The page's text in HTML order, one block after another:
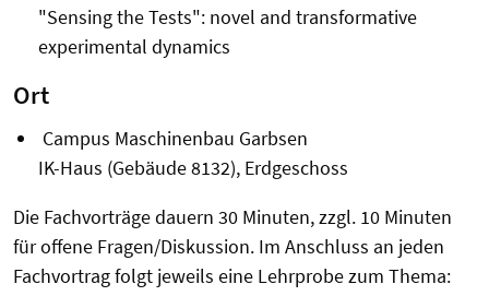
"Sensing the Tests": novel and transformative
experimental dynamics
Ort
Campus Maschinenbau Garbsen
IK-Haus (Gebäude 8132), Erdgeschoss
Die Fachvorträge dauern 30 Minuten, zzgl. 10 Minuten
für offene Fragen/Diskussion. Im Anschluss an jeden
Fachvortrag folgt jeweils eine Lehrprobe zum Thema: